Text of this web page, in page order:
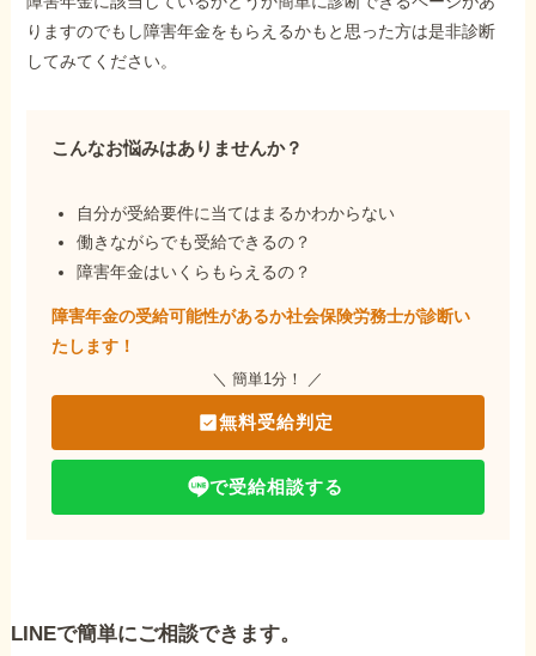
りますのでもし障害年金をもらえるかもと思った方は是非診断
してみてください。
こんなお悩みはありませんか？
自分が受給要件に当てはまるかわからない
働きながらでも受給できるの？
障害年金はいくらもらえるの？
障害年金の受給可能性があるか社会保険労務士が診断い
たします！
＼ 簡単1分！ ／
無料受給判定
で受給相談する
LINEで簡単にご相談できます。